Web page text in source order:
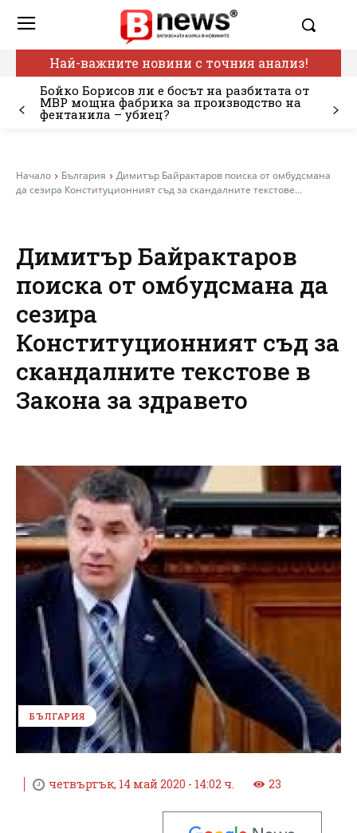
Най-важните новини с точния анализ!
Бойко Борисов ли е босът на разбитата от
МВР мощна фабрика за производство на
фентанила – убиец?
Начало България
Димитър Байрактаров поиска от омбудсмана
да сезира Конституционният съд за скандалните текстове...
Димитър Байрактаров
поиска от омбудсмана да
сезира
Конституционният съд за
скандалните текстове в
Закона за здравето
БЪЛГАРИЯ
четвъртък, 14 май 2020 - 14:02 ч. 23